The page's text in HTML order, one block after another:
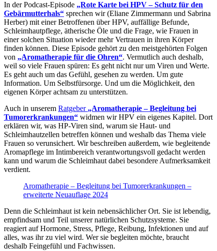
In der Podcast-Episode „Rote Karte bei HPV – Schutz für den
Gebärmutterhals“ sprechen wir (Eliane Zimmermann und Sabrina
Herber) mit einer Betroffenen über HPV, auffällige Befunde,
Schleimhautpflege, ätherische Öle und die Frage, wie Frauen in
einer solchen Situation wieder mehr Vertrauen in ihren Körper
finden können. Diese Episode gehört zu den meistgehörten Folgen
von „Aromatherapie für die Ohren“. Vermutlich auch deshalb,
weil so viele Frauen spüren: Es geht nicht nur um Viren und Werte.
Es geht auch um das Gefühl, gesehen zu werden. Um gute
Information. Um Selbstfürsorge. Und um die Möglichkeit, den
eigenen Körper achtsam zu unterstützen.
Auch in unserem Ratgeber „Aromatherapie – Begleitung bei
Tumorerkrankungen“ widmen wir HPV ein eigenes Kapitel. Dort
erklären wir, was HP-Viren sind, warum sie Haut- und
Schleimhautzellen betreffen können und weshalb das Thema viele
Frauen so verunsichert. Wir beschreiben außerdem, wie begleitende
Aromapflege im Intimbereich verantwortungsvoll gedacht werden
kann und warum die Schleimhaut dabei besondere Aufmerksamkeit
verdient.
Aromatherapie – Begleitung bei Tumorerkrankungen –
erweiterte Neuauflage 2024
Denn die Schleimhaut ist kein nebensächlicher Ort. Sie ist lebendig,
empfindsam und Teil unserer natürlichen Schutzsysteme. Sie
reagiert auf Hormone, Stress, Pflege, Reibung, Infektionen und auf
alles, was ihr zu viel wird. Wer sie begleiten möchte, braucht
deshalb Feingefühl und Fachwissen.